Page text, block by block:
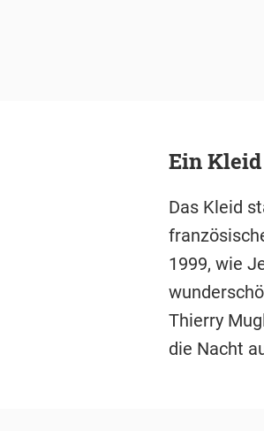
Ein Kleid
Das Kleid
1999, wie
Thierry
die Nacht